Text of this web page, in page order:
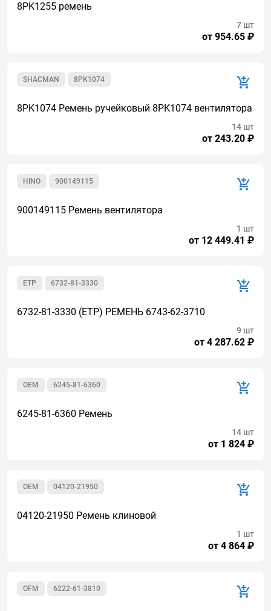
8PK1255 ремень
от 954.65 ₽
7 шт
8PK1074
SHACMAN
8PK1074 Ремень ручейковый 8PK1074 вентилятора
от 243.20 ₽
14 шт
900149115
HINO
900149115 Ремень вентилятора
от 12 449.41 ₽
1 шт
6732-81-3330
ETP
6732-81-3330 (ETP) РЕМЕНЬ 6743-62-3710
от 4 287.62 ₽
9 шт
6245-81-6360
OEM
6245-81-6360 Ремень
от 1 824 ₽
14 шт
04120-21950
OEM
04120-21950 Ремень клиновой
от 4 864 ₽
1 шт
6222-61-3810
OFM